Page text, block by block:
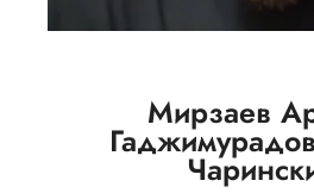
Мирзаев